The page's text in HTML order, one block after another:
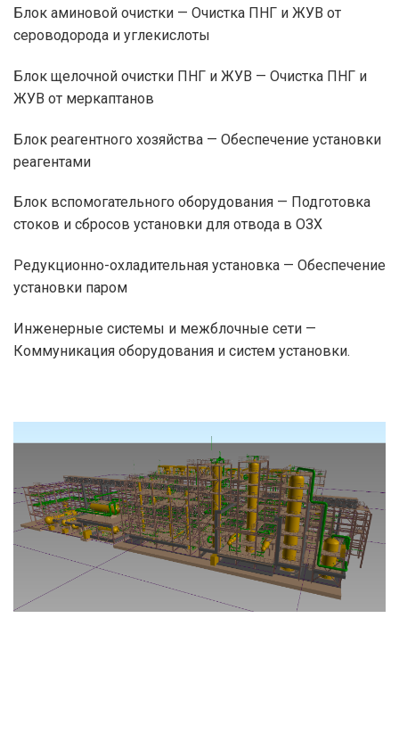
Блок аминовой очистки — Очистка ПНГ и ЖУВ от
сероводорода и углекислоты
Блок щелочной очистки ПНГ и ЖУВ — Очистка ПНГ и
ЖУВ от меркаптанов
Блок реагентного хозяйства — Обеспечение установки
реагентами
Блок вспомогательного оборудования — Подготовка
стоков и сбросов установки для отвода в ОЗХ
Редукционно-охладительная установка — Обеспечение
установки паром
Инженерные системы и межблочные сети —
Коммуникация оборудования и систем установки.